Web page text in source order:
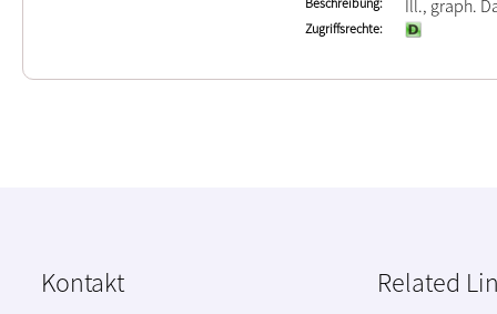
Ill., graph.
Zugriffsrechte
Kontakt Related